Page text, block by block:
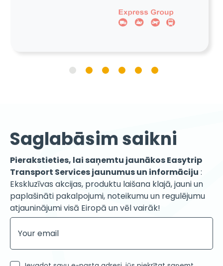
Saglabāsim saikni
Pierakstieties, lai saņemtu jaunākos Easytrip
Transport Services jaunumus un informāciju:
Ekskluzīvas akcijas, produktu laišana klajā, jauni un
paplašināti pakalpojumi, noteikumu un regulējumu
atjauninājumi visā Eiropā un vēl vairāk!
Ievadot savu e-pasta adresi, jūs piekrītat saņemt